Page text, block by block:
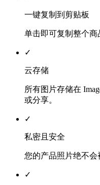
一键复制到剪贴板
单击即可复制整个商
✓
云存储
所有图片存储在
或分享。
✓
私密且安全
您的产品照片绝不会
✓